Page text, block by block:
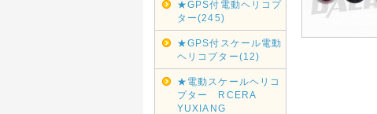
★GPS付電動ヘリコプ
ター(245)
★GPS付スケール電動
ヘリコプター(12)
★電動スケールヘリコ
プター RCERA
YUXIANG